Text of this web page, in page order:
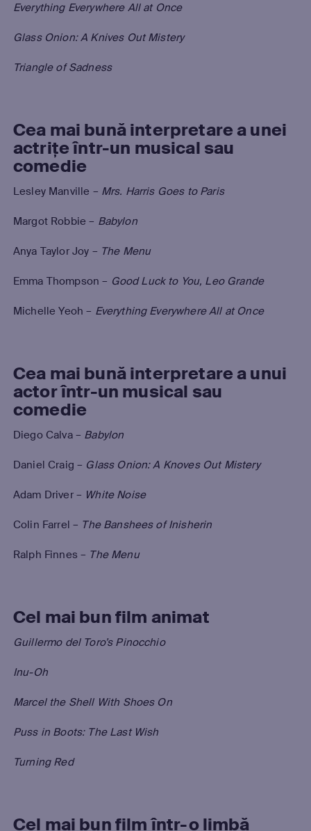
Everything Everywhere All at Once
Glass Onion: A Knives Out Mistery
Triangle of Sadness
Cea mai bună interpretare a unei
actrițe într-un musical sau
comedie
Lesley Manville – Mrs. Harris Goes to Paris
Margot Robbie – Babylon
Anya Taylor Joy – The Menu
Emma Thompson – Good Luck to You, Leo Grande
Michelle Yeoh – Everything Everywhere All at Once
Cea mai bună interpretare a unui
actor într-un musical sau
comedie
Diego Calva – Babylon
Daniel Craig – Glass Onion: A Knoves Out Mistery
Adam Driver – White Noise
Colin Farrel – The Banshees of Inisherin
Ralph Finnes – The Menu
Cel mai bun film animat
Guillermo del Toro’s Pinocchio
Inu-Oh
Marcel the Shell With Shoes On
Puss in Boots: The Last Wish
Turning Red
Cel mai bun film într-o limbă